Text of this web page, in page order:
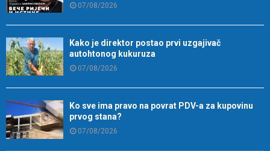
07/08/2026
Kako je direktor postao prvi uzgajivač
autohtonog kukuruza
07/08/2026
Ko sve ima pravo na povrat PDV-a za kupovinu
prvog stana?
07/08/2026